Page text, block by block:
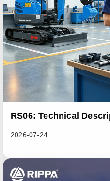
RS06: Technical
2026-07-24